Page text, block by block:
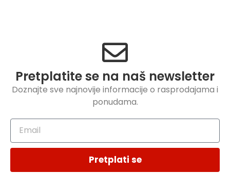
Pretplatite se na naš newsletter
Doznajte sve najnovije informacije o rasprodajama i
ponudama.
Pretplati se